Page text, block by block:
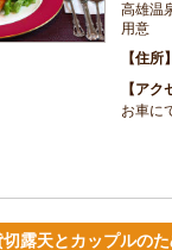
高雄温
用意
住所
アク
お車に
露天とカップルの